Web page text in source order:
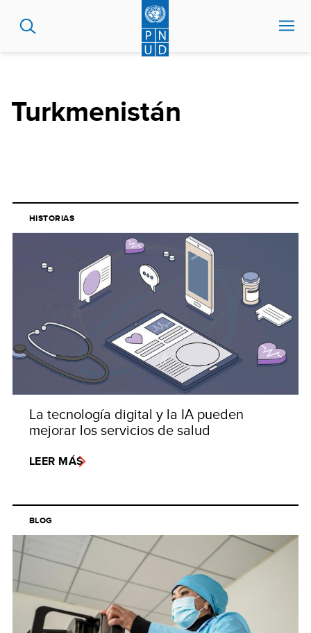
contenido
Turkmenistán
HISTORIAS
La tecnología digital y la IA pueden
mejorar los servicios de salud
LEER MÁS
BLOG